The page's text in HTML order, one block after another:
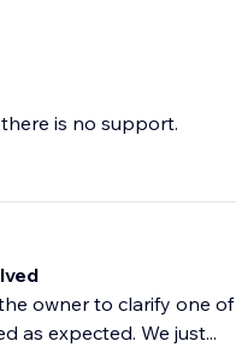
is no support.
owner to clarify one
as expected. We just...